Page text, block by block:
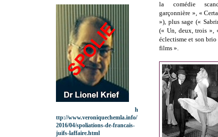
la comédie
garçonnière », «
»), plus sage («
(« Un, deux, trois »,
éclectisme et son
films ».
h
ttp://www.veroniquechemla.info/
2016/04/spoliations-de-francais-
juifs-laffaire.html